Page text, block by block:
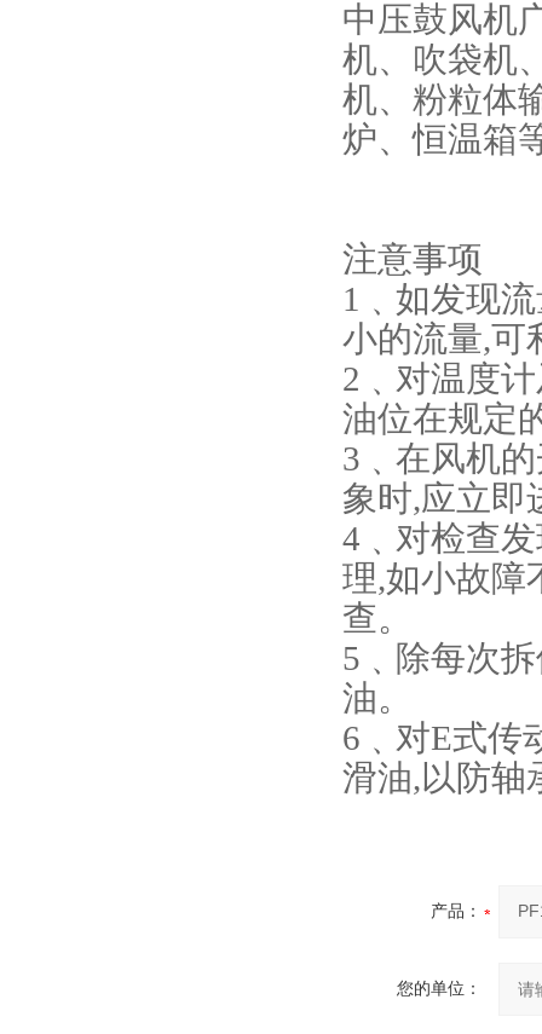
中压鼓风机
机、吹袋机
机、粉粒体
炉、恒温箱
注意事项
1﹑如发现
小的流量,可
2﹑对温度
油位在规定
3﹑在风机
象时,应立即
4﹑对检查
理,如小故障
查。
5﹑除每次
油。
6﹑对E式传
滑油,以防轴
产品：
您的单位：